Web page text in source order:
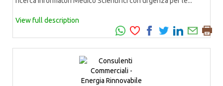
View full description